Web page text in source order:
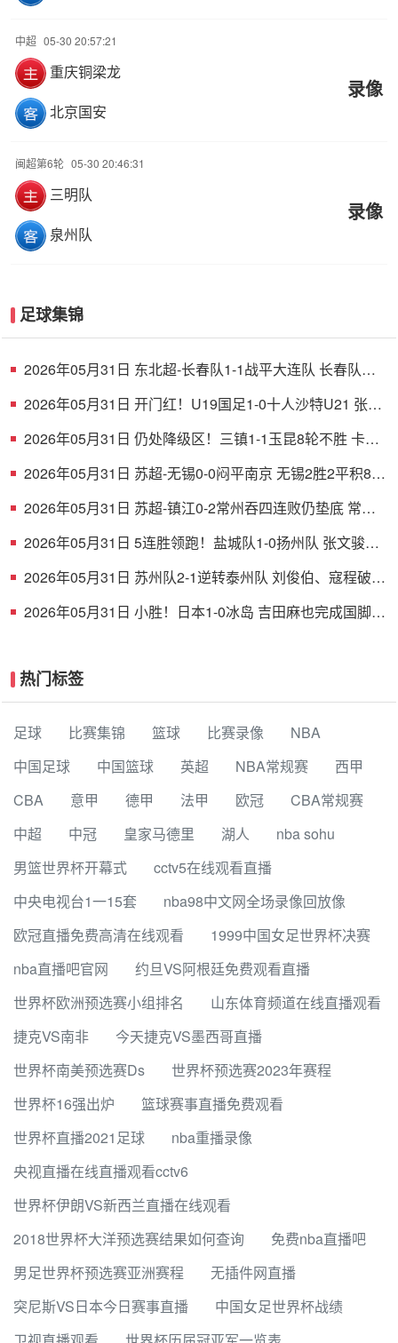
中超 05-30 20:57:21
重庆铜梁龙
北京国安
录像
闽超第6轮 05-30 20:46:31
三明队
泉州队
录像
足球集锦
2026年05月31日 东北超-长春队1-1战平大连队 长春队点
2026年05月31日 开门红！U19国足1-0十人沙特U21 张家
2026年05月31日 仍处降级区！三镇1-1玉昆8轮不胜 卡迪
2026年05月31日 苏超-无锡0-0闷平南京 无锡2胜2平积8分
2026年05月31日 苏超-镇江0-2常州吞四连败仍垫底 常州
2026年05月31日 5连胜领跑！盐城队1-0扬州队 张文骏点
2026年05月31日 苏州队2-1逆转泰州队 刘俊伯、寇程破门
2026年05月31日 小胜！日本1-0冰岛 吉田麻也完成国脚谢
热门标签
足球 比赛集锦 篮球 比赛录像
NBA
中国足球
中国篮球 英超 NBA常规赛
西甲
CBA
意甲 德甲 法甲 欧冠
CBA常规赛
中超
中冠 皇家马德里 湖人
nba sohu
男篮世界杯开幕式
cctv5在线观看直播
中央电视台1一15套
nba98中文网全场录像回放像
欧冠直播免费高清在线观看
1999中国女足世界杯决赛
nba直播吧官网
约旦VS阿根廷免费观看直播
世界杯欧洲预选赛小组排名
山东体育频道在线直播观看
捷克VS南非
今天捷克VS墨西哥直播
世界杯南美预选赛Ds
世界杯预选赛2023年赛程
世界杯16强出炉
篮球赛事直播免费观看
世界杯直播2021足球
nba重播录像
央视直播在线直播观看cctv6
世界杯伊朗VS新西兰直播在线观看
2018世界杯大洋预选赛结果如何查询
免费nba直播吧
男足世界杯预选赛亚洲赛程
无插件网直播
突尼斯VS日本今日赛事直播
中国女足世界杯战绩